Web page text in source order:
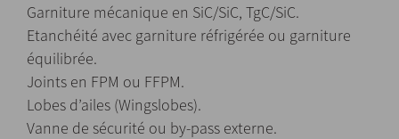
Garniture mécanique en SiC/SiC, TgC/SiC.
Etanchéité avec garniture réfrigérée ou garniture
équilibrée.
Joints en FPM ou FFPM.
Lobes d’ailes (Wingslobes).
Vanne de sécurité ou by-pass externe.